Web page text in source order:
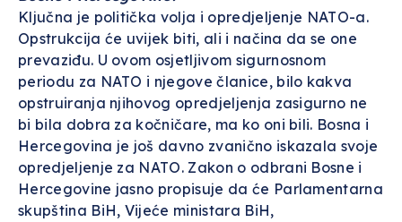
Ključna je politička volja i opredjeljenje NATO-a.
Opstrukcija će uvijek biti, ali i načina da se one
prevaziđu. U ovom osjetljivom sigurnosnom
periodu za NATO i njegove članice, bilo kakva
opstruiranja njihovog opredjeljenja zasigurno ne
bi bila dobra za kočničare, ma ko oni bili. Bosna i
Hercegovina je još davno zvanično iskazala svoje
opredjeljenje za NATO. Zakon o odbrani Bosne i
Hercegovine jasno propisuje da će Parlamentarna
skupština BiH, Vijeće ministara BiH,